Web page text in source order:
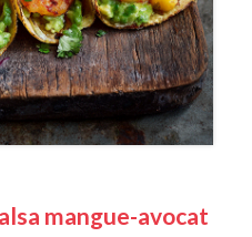
mangue-avocat